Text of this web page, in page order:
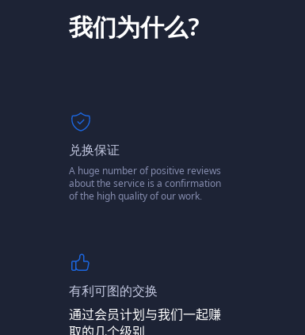
我们为什么?
兑换保证
A huge number of positive reviews
about the service is a confirmation
of the high quality of our work.
有利可图的交换
通过会员计划与我们一起赚
取的几个级别